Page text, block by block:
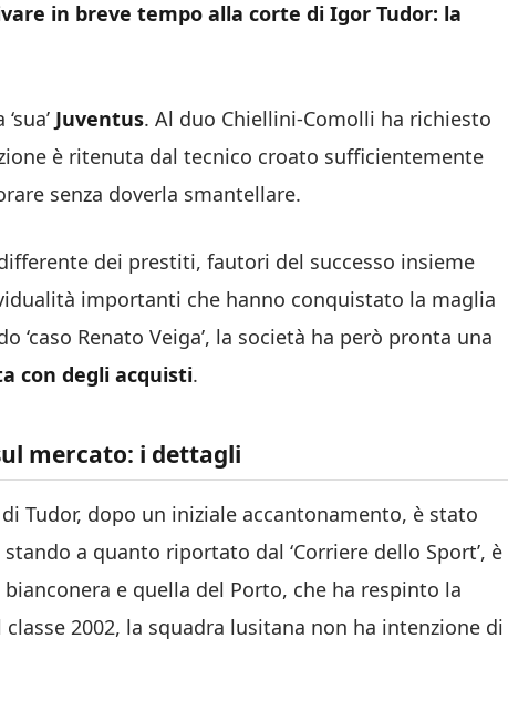
in breve tempo alla corte di Igor Tudor: la
Juventus. Al duo Chiellini-Comolli ha richiesto
è ritenuta dal tecnico croato sufficientemente
senza doverla smantellare.
dei prestiti, fautori del successo insieme
importanti che hanno conquistato la maglia
Renato Veiga’, la società ha però pronta una
con degli acquisti.
mercato: i dettagli
Tudor, dopo un iniziale accantonamento, è stato
a quanto riportato dal ‘Corriere dello Sport’, è
e quella del Porto, che ha respinto la
2002, la squadra lusitana non ha intenzione di